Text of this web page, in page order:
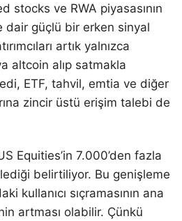
stocks ve RWA piyasasının
dair güçlü bir erken sinyal
artık yalnızca
altcoin alıp satmakla
ETF, tahvil, emtia ve diğer
zincir üstü erişim talebi de
Equities’in 7.000’den fazla
belirtiliyor. Bu genişleme
kullanıcı sıçramasının ana
artması olabilir. Çünkü